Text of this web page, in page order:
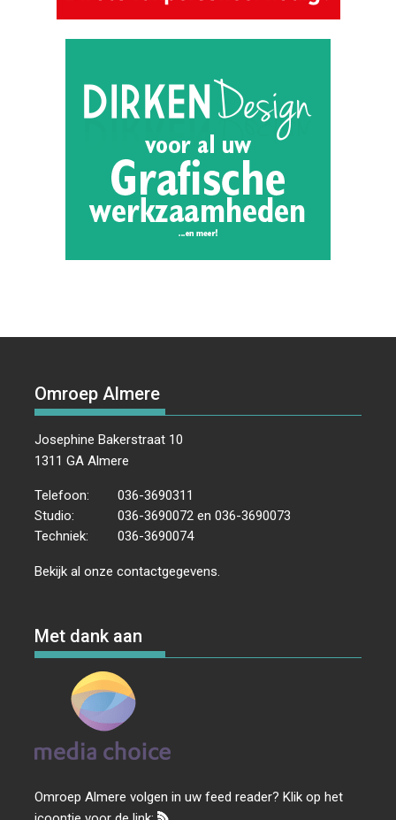
Omroep Almere
Josephine Bakerstraat 10
1311 GA Almere
Telefoon:
036-3690311
Studio:
036-3690072 en 036-3690073
Techniek:
036-3690074
Bekijk al onzecontactgegevens
Met dank aan
Omroep Almere volgen in uw feed reader? Klik op het